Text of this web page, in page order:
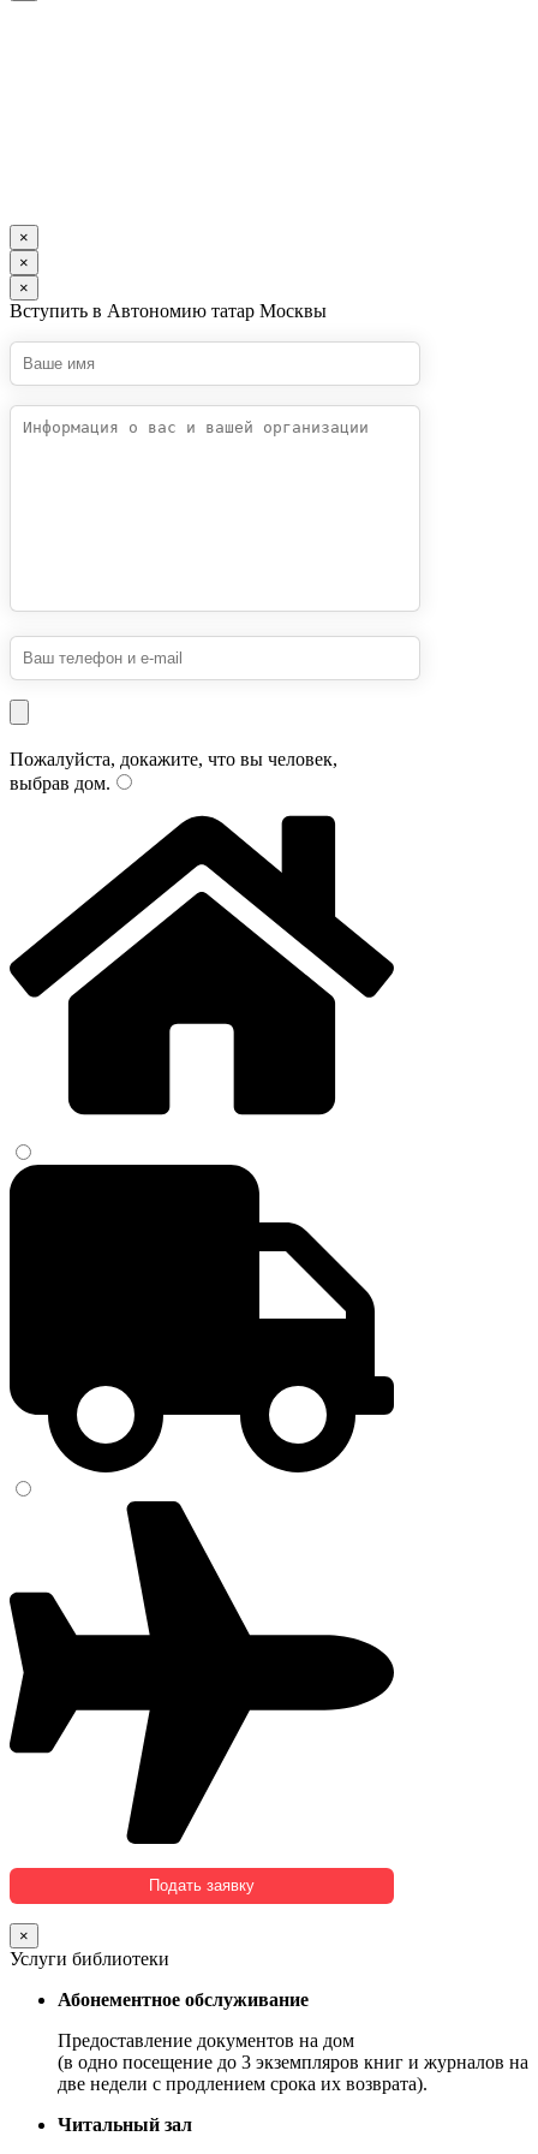
×
×
×
Вступить в Автономию татар Москвы
Пожалуйста, докажите, что вы человек,
выбрав дом.
×
Услуги библиотеки
Абонементное обслуживание
Предоставление документов на дом
(в одно посещение до 3 экземпляров книг и журналов на
две недели с продлением срока их возврата).
Читальный зал